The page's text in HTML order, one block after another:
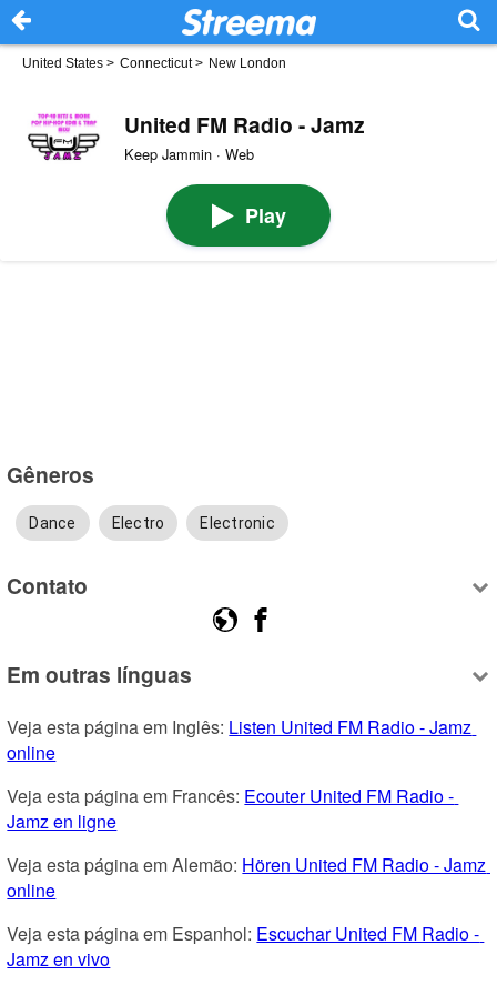
United States > Connecticut> New London
United FM Radio - Jamz
Keep Jammin · Web
Play
Gêneros
Dance Electro Electronic
Contato
Em outras línguas
Veja esta página em Inglês: Listen United FM Radio - Jamz
online
Veja esta página em Francês: Ecouter United FM Radio -
Jamz en ligne
Veja esta página em Alemão: Hören United FM Radio - Jamz
online
Veja esta página em Espanhol: Escuchar United FM Radio -
Jamz en vivo